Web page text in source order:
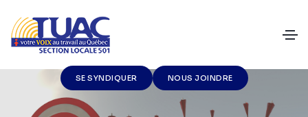
SE SYNDIQUER NOUS JOINDRE